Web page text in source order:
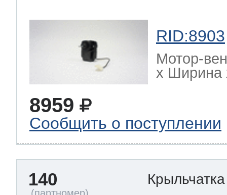
RID:8903
Мотор-
х Ширина
8959
Сообщить о поступлении
140